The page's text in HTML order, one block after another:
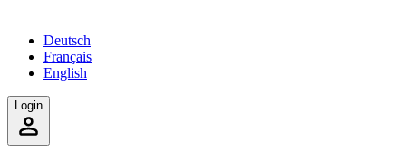
Deutsch
Français
English
Login